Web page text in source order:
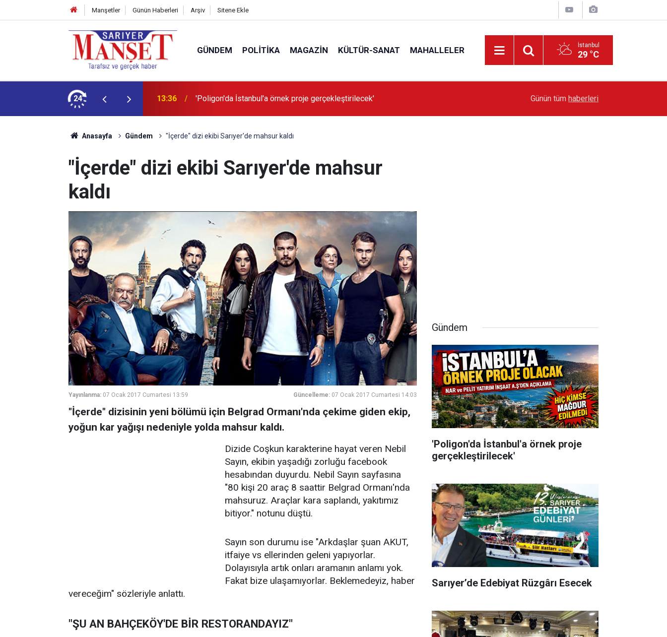
Manşetler Günün Haberleri Arşiv Sitene Ekle
GÜNDEM POLITIKA MAGAZIN KÜLTÜR-SANAT MAHALLELER İstanbul
29 °C
24 13:36 'Poligon'da İstanbul'a örnek proje gerçekleştirilecek' Sarıyer’de Edebiyat Rüzgârı Esecek
Günün tüm haberleri
Anasayfa Gündem "İçerde" dizi ekibi Sarıyer'de mahsur kaldı
"İçerde" dizi ekibi Sarıyer'de mahsur
kaldı
Yayınlanma: 07 Ocak 2017 Cumartesi 13:59 Güncelleme: 07 Ocak 2017 Cumartesi 14:03
"İçerde" dizisinin yeni bölümü için Belgrad Ormanı'nda çekime giden ekip,
yoğun kar yağışı nedeniyle yolda mahsur kaldı.
Dizide Coşkun karakterine hayat veren Nebil
Sayın, ekibin yaşadığı zorluğu facebook
hesabından duyurdu. Nebil Sayın sayfasına
"80 kişi 20 araç 8 saattir Belgrad Ormanı'nda
mahsuruz. Araçlar kara saplandı, yakıtımız
bitiyor." notunu düştü.
Sayın son durumu ise "Arkdaşlar şuan AKUT,
itfaiye vs ellerinden geleni yapıyorlar.
Dolayısıyla artık onları aramanın anlamı yok.
Fakat bize ulaşamıyorlar. Beklemedeyiz, haber
vereceğim" sözleriyle anlattı.
"ŞU AN BAHÇEKÖY'DE BİR RESTORANDAYIZ"
Gündem
'Poligon'da İstanbul'a örnek proje
gerçekleştirilecek'
Sarıyer’de Edebiyat Rüzgârı Esecek